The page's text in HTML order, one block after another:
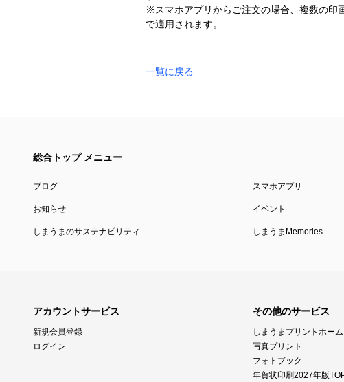
※スマホアプリからご注文の場合、複数の印
で適用されます。
一覧に戻る
総合トップ メニュー
ブログ スマホアプリ
お知らせ イベント
しまうまのサステナビリティ しまうまMemories
アカウントサービス
新規会員登録
ログイン
その他のサービス
しまうまプリントホーム
写真プリント
フォトブック
年賀状印刷2027年版